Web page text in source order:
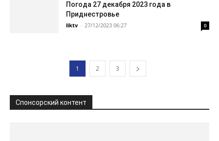
Погода 27 декабря 2023 года в
Приднестровье
liktv - 27/12/2023 06:27 0
1 2 3
Спонсорский контент